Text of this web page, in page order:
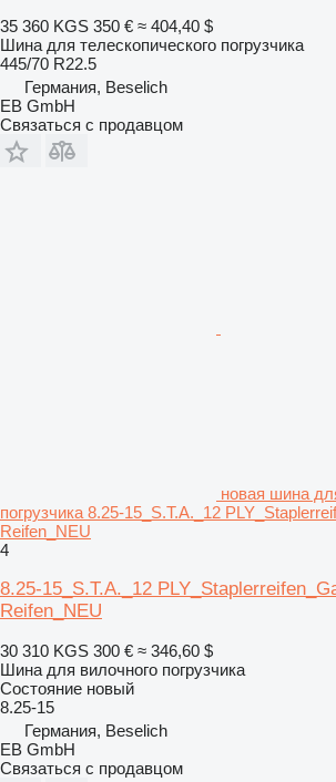
35 360 KGS 350 € ≈ 404,40 $
Шина для телескопического погрузчика
445/70 R22.5
Германия, Beselich
EB GmbH
Связаться с продавцом
новая шина
погрузчика 8.25-15_S.T.A._12
Reifen_NEU
4
8.25-15_S.T.A._12
Reifen_NEU
30 310 KGS 300 € ≈ 346,60 $
Шина для вилочного погрузчика
Состояние новый
8.25-15
Германия, Beselich
EB GmbH
Связаться с продавцом